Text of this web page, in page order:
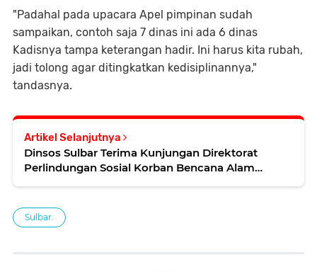
"Padahal pada upacara Apel pimpinan sudah
sampaikan, contoh saja 7 dinas ini ada 6 dinas
Kadisnya tampa keterangan hadir. Ini harus kita rubah,
jadi tolong agar ditingkatkan kedisiplinannya,"
tandasnya.
Artikel Selanjutnya
Dinsos Sulbar Terima Kunjungan Direktorat
Perlindungan Sosial Korban Bencana Alam
Sulbar.